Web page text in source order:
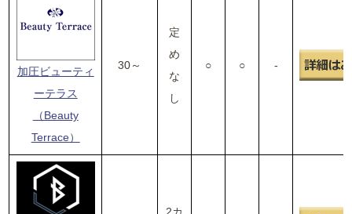
加圧ビューティ
ーテラス
（Beauty
Terrace）
30～
定
め
な
し
○ ○ -